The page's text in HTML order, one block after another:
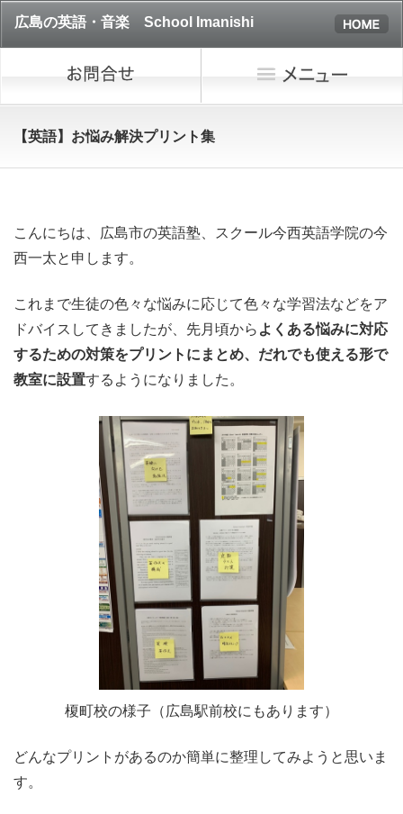
広島の英語・音楽 School Imanishi
【英語】お悩み解決プリント集
こんにちは、広島市の英語塾、スクール今西英語学院の今
西一太と申します。
これまで生徒の色々な悩みに応じて色々な学習法などをア
ドバイスしてきましたが、 先月頃から よくある悩みに対応
するための対策をプリントにまとめ、だれでも使える形で
教室に設置するようになりました。
榎町校の様子（広島駅前校にもあります）
どんなプリントがあるのか簡単に整理してみようと思いま
す。